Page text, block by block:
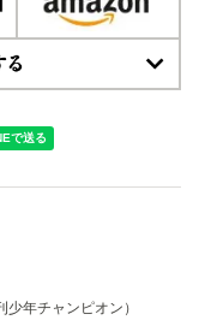
年チャンピオン）